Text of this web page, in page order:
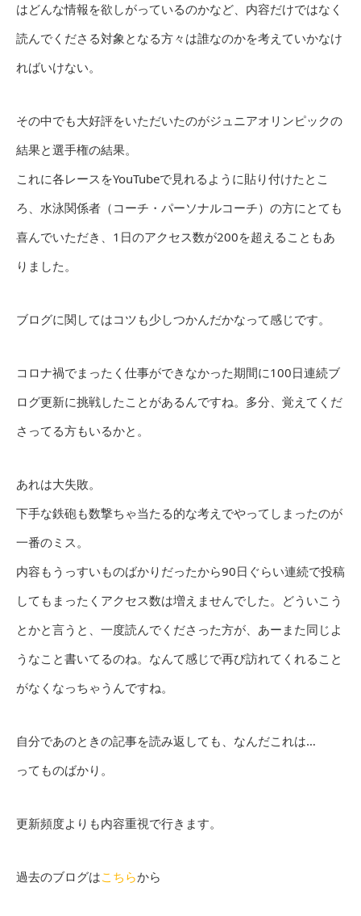
はどんな情報を欲しがっているのかなど、内容だけではなく
読んでくださる対象となる方々は誰なのかを考えていかなけ
ればいけない。
その中でも大好評をいただいたのがジュニアオリンピックの
結果と選手権の結果。
これに各レースをYouTubeで見れるように貼り付けたとこ
ろ、水泳関係者（コーチ・パーソナルコーチ）の方にとても
喜んでいただき、1日のアクセス数が200を超えることもあ
りました。
ブログに関してはコツも少しつかんだかなって感じです。
コロナ禍でまったく仕事ができなかった期間に100日連続ブ
ログ更新に挑戦したことがあるんですね。多分、覚えてくだ
さってる方もいるかと。
あれは大失敗。
下手な鉄砲も数撃ちゃ当たる的な考えでやってしまったのが
一番のミス。
内容もうっすいものばかりだったから90日ぐらい連続で投稿
してもまったくアクセス数は増えませんでした。どういこう
とかと言うと、一度読んでくださった方が、あーまた同じよ
うなこと書いてるのね。なんて感じで再び訪れてくれること
がなくなっちゃうんですね。
自分であのときの記事を読み返しても、なんだこれは…
ってものばかり。
更新頻度よりも内容重視で行きます。
過去のブログはこちらから